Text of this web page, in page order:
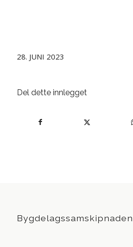
28. JUNI 2023
Del dette innlegget
Bygdelagssamskipnaden